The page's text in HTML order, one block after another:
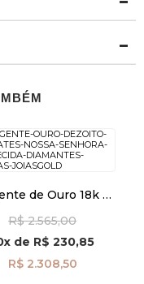
de Ouro 18k N.
e Safiras
pi23679
R$ 2.565,00
de R$ 230,85
R$ 2.308,50